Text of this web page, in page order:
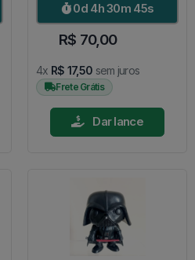
0d 4h 30m 43s
R$ 70,00
4x R$ 17,50 sem juros
Frete Grátis
Dar lance